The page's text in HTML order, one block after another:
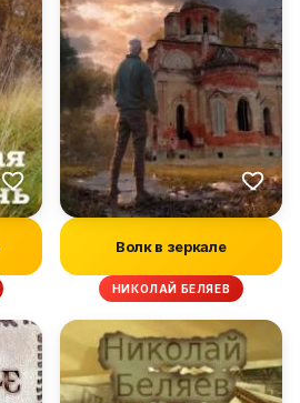
Волк в зеркале
НИКОЛАЙ БЕЛЯЕВ